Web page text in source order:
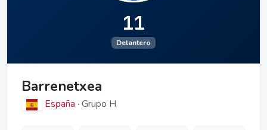
11
Delantero
Barrenetxea
España · Grupo H